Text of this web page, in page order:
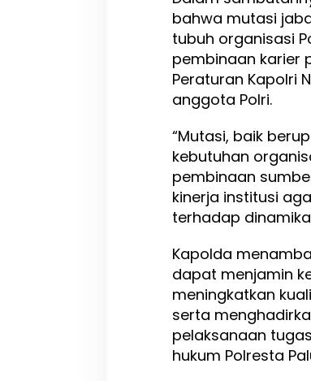
i
bahwa mutasi
tubuh organisasi
pembinaan karier
Peraturan Kapolri
anggota Polri.
“Mutasi, baik
kebutuhan
pembinaan
kinerja institusi
terhadap
Kapolda
dapat menjamin
meningkatkan
serta
pelaksanaan
hukum Polresta